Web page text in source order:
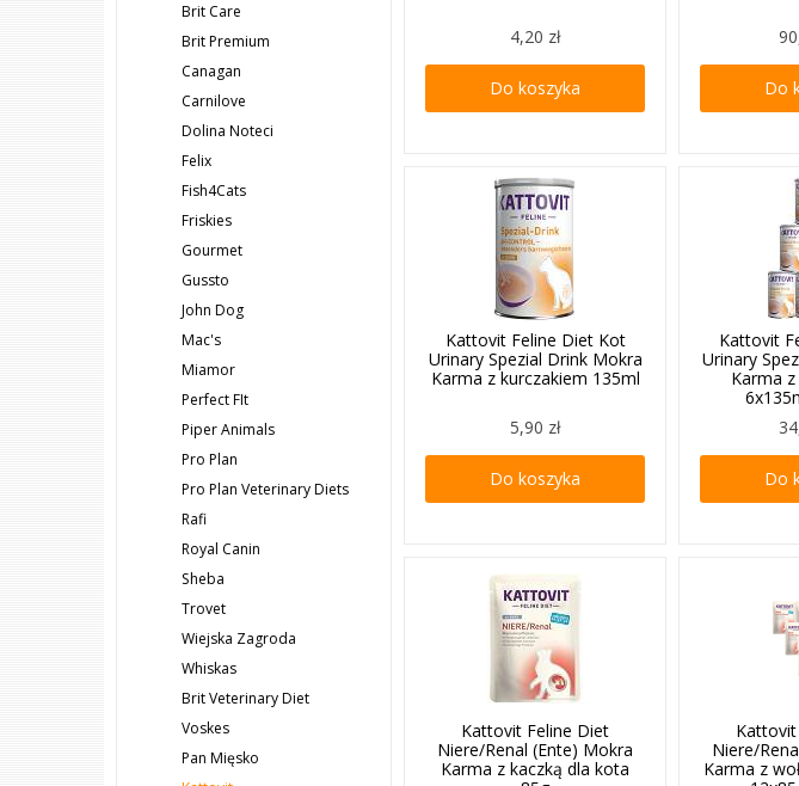
4,20 zł
Do koszyka Do
Kattovit Feline Diet Kot
Urinary Spezial Drink Mokra
Karma z kurczakiem 135ml
5,90 zł
Do koszyka
Kattovit
Urinary
Karma
Do
Kattovit Feline Diet
Niere/Renal (Ente) Mokra
Karma z kaczką dla kota
Niere/
Karma z
Brit Care
Brit Premium
Canagan
Carnilove
Dolina Noteci
Felix
Fish4Cats
Friskies
Gourmet
Gussto
John Dog
Mac's
Miamor
Perfect FIt
Piper Animals
Pro Plan
Pro Plan Veterinary Diets
Rafi
Royal Canin
Sheba
Trovet
Wiejska Zagroda
Whiskas
Brit Veterinary Diet
Voskes
Pan Mięsko